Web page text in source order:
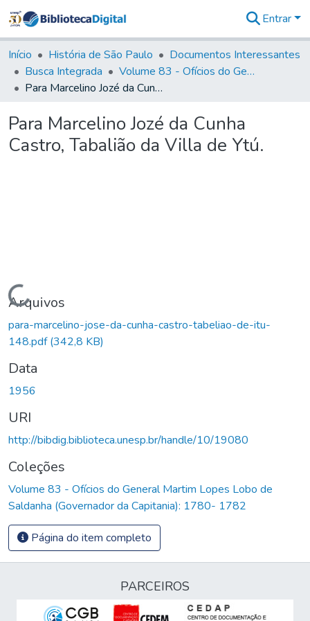
&
Coleções
Tudo na
Biblioteca
Estatísticas
Entrar
Início História de São Paulo
Documentos Interessantes
Busca Integrada
Volume 83 - Ofícios do General Martim Lopes Lobo de Saldanha (Governador da Capitania): 1780- 1782
Para Marcelino Jozé da Cunha Castro, Tabalião da Villa de Ytú.
Para Marcelino Jozé da Cunha
Castro, Tabalião da Villa de Ytú.
Carregando...
Arquivos
para-marcelino-jose-da-cunha-castro-tabeliao-de-itu-
148.pdf(342,8 KB)
Data
1956
URI
http://bibdig.biblioteca.unesp.br/handle/10/19080
Coleções
Volume 83 - Ofícios do General Martim Lopes Lobo de
Saldanha (Governador da Capitania): 1780- 1782
Página do item completo
PARCEIROS